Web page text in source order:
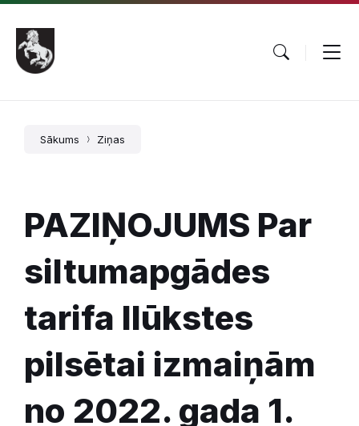
Pāriet
saturu
Skip
main
navigation
Skip
footer
Sākums Ziņas
PAZIŅOJUMS Par
siltumapgādes
tarifa Ilūkstes
pilsētai izmaiņām
no 2022. gada 1.